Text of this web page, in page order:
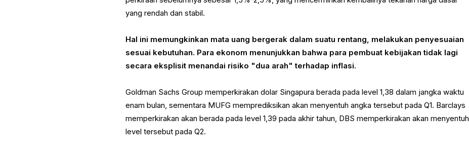
yang rendah dan stabil.
Hal ini memungkinkan mata uang bergerak dalam suatu rentang, melakukan penyesuaian
sesuai kebutuhan. Para ekonom menunjukkan bahwa para pembuat kebijakan tidak lagi
secara eksplisit menandai risiko "dua arah" terhadap inflasi.
Goldman Sachs Group memperkirakan dolar Singapura berada pada level 1,38 dalam jangka waktu
enam bulan, sementara MUFG memprediksikan akan menyentuh angka tersebut pada Q1. Barclays
memperkirakan akan berada pada level 1,39 pada akhir tahun, DBS memperkirakan akan menyentuh
level tersebut pada Q2.